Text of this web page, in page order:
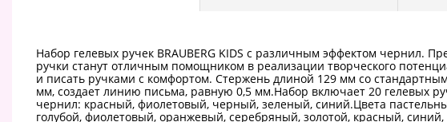
Набор гелевых ручек BRAUBERG KIDS с различным эффектом чернил.
ручки станут отличным помощником в реализации творческого
и писать ручками с комфортом. Стержень длиной 129 мм со
мм, создает линию письма, равную 0,5 мм.Набор включает 20 гелевых
чернил: красный, фиолетовый, черный, зеленый, синий.Цвета
голубой, фиолетовый, оранжевый, серебряный, золотой, красный,